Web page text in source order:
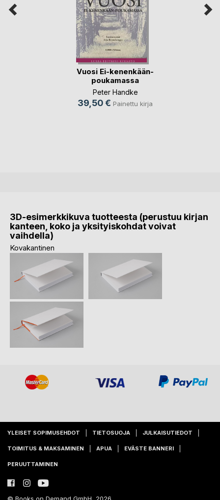
Vuosi Ei-kenenkään-
poukamassa
Peter Handke
39,50 € Painettu kirja
3D-esimerkkikuva tuotteesta (perustuu kirjan
kanteen, koko ja yksityiskohdat voivat
vaihdella)
Kovakantinen
YLEISET SOPIMUSEHDOT TIETOSUOJA JULKAISUTIEDOT
TOIMITUS & MAKSAMINEN APUA EVÄSTE BANNERI
PERUUTTAMINEN